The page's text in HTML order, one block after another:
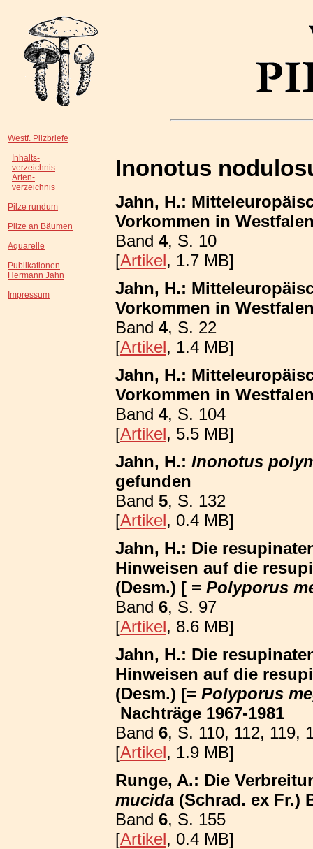
Westf. Pilzbriefe
Inhalts-
verzeichnis
Arten-
verzeichnis
Pilze rundum
Pilze an Bäumen
Aquarelle
Publikationen
Hermann Jahn
Impressum
Inonotus
Jahn, H.:
Vorkommen in
Band 4, S. 10
[Artikel, 1.7 MB]
Jahn, H.:
Vorkommen in
Band 4, S. 22
[Artikel, 1.4 MB]
Jahn, H.:
Vorkommen in
Band 4, S. 104
[Artikel, 5.5 MB]
Jahn, H.: Inonotus
gefunden
Band 5, S. 132
[Artikel, 0.4 MB]
Jahn, H.: Die
Hinweisen auf die
(Desm.) [ = Polyporus
Band 6, S. 97
[Artikel, 8.6 MB]
Jahn, H.: Die
Hinweisen auf die
(Desm.) [= Polyporus
Nachträge 1967-1981
Band 6, S. 110, 112, 119,
[Artikel, 1.9 MB]
Runge, A.: Die
mucida (Schrad. ex Fr.)
Band 6, S. 155
[Artikel, 0.4 MB]